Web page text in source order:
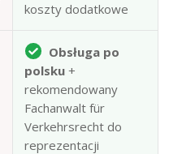
koszty dodatkowe
Obsługa po
polsku+
rekomendowany
Fachanwalt für
Verkehrsrecht do
reprezentacji